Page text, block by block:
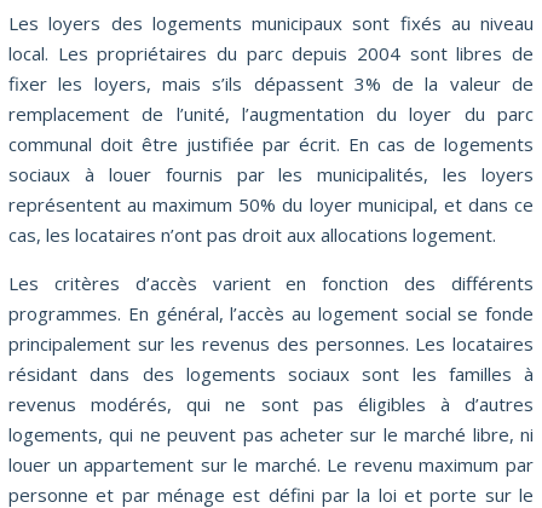
Les loyers des logements municipaux sont fixés au niveau
local. Les propriétaires du parc depuis 2004 sont libres de
fixer les loyers, mais s’ils dépassent 3% de la valeur de
remplacement de l’unité, l’augmentation du loyer du parc
communal doit être justifiée par écrit. En cas de logements
sociaux à louer fournis par les municipalités, les loyers
représentent au maximum 50% du loyer municipal, et dans ce
cas, les locataires n’ont pas droit aux allocations logement.
Les critères d’accès varient en fonction des différents
programmes. En général, l’accès au logement social se fonde
principalement sur les revenus des personnes. Les locataires
résidant dans des logements sociaux sont les familles à
revenus modérés, qui ne sont pas éligibles à d’autres
logements, qui ne peuvent pas acheter sur le marché libre, ni
louer un appartement sur le marché. Le revenu maximum par
personne et par ménage est défini par la loi et porte sur le